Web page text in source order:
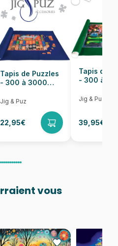
1000 pièces
68 x 48 cm
Tapis de Puzzles
- 300 à 3000
Jig & Puz
22,95€
Tapis de
- 300 à
Jig & Puz
39,95€
vous